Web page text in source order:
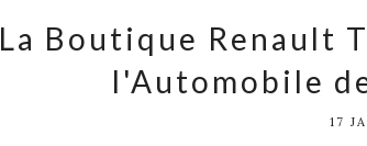
La Boutique Renault
l'Automobile
17